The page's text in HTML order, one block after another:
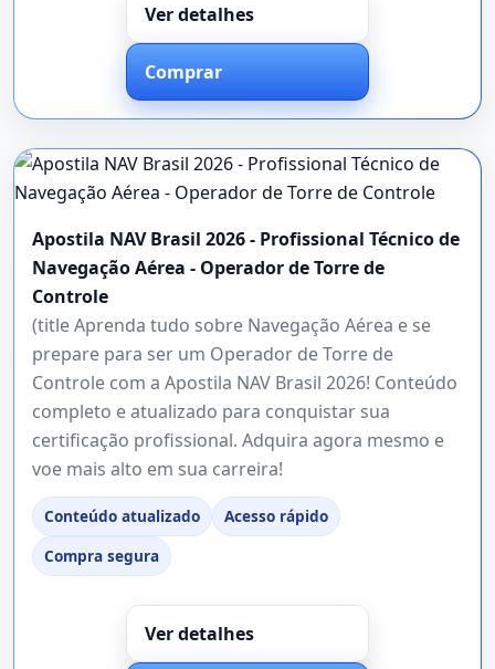
Ver detalhes
Comprar
Apostila NAV Brasil 2026 - Profissional Técnico de
Navegação Aérea - Operador de Torre de
Controle
(title Aprenda tudo sobre Navegação Aérea e se
prepare para ser um Operador de Torre de
Controle com a Apostila NAV Brasil 2026! Conteúdo
completo e atualizado para conquistar sua
certificação profissional. Adquira agora mesmo e
voe mais alto em sua carreira!
Conteúdo atualizado
Acesso rápido
Compra segura
Ver detalhes